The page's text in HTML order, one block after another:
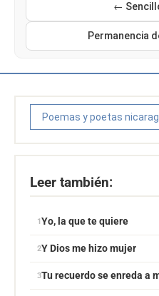
←
Permanencia
Poemas y poetas
Leer también:
Yo, la que te quiere
Y Dios me hizo mujer
Tu recuerdo se enreda a